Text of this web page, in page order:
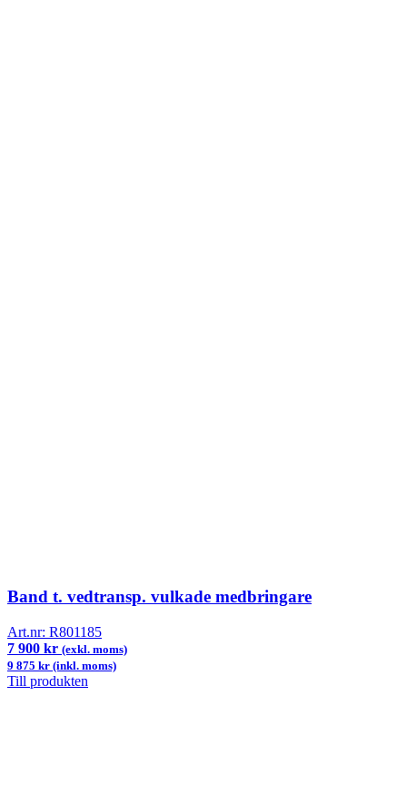
Band t. vedtransp. vulkade medbringare
Art.nr: R801185
7 900 kr (exkl. moms)
9 875 kr (inkl. moms)
Till produkten